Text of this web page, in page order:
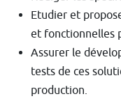
Etudier et
et fonctionnelles
Assurer le
tests de ces
production.